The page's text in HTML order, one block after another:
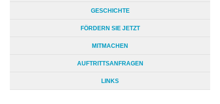
GESCHICHTE
FÖRDERN SIE JETZT
MITMACHEN
AUFTRITTSANFRAGEN
LINKS